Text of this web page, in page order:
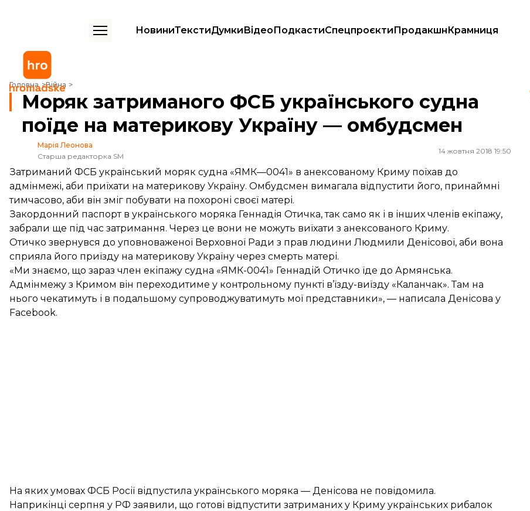
НовиниТекстиДумкиВідеоПодкастиСпецпроєктиПродакшнКрамниця
Головна Війна
Моряк затриманого ФСБ українського судна поїде на материкову Україну — омбудсмен
Моряк затриманого ФСБ українського судна
поїде на материкову Україну — омбудсмен
Марія Леонова
Старша редакторка SM
14 жовтня 2018 19:50
Затриманий ФСБ український моряк судна «ЯМК—0041» в анексованому Криму поїхав до
адмінмежі, аби приїхати на материкову Україну. Омбудсмен вимагала відпустити його, принаймні
тимчасово, аби він зміг побувати на похороні своєї матері.
Закордонний паспорт в українського моряка Геннадія Отичка, так само як і в інших членів екіпажу,
забрали ще під час затримання. Через це вони не можуть виїхати з анексованого Криму.
Отичко звернувся до уповноваженої Верховної Ради з прав людини Людмили Денісової, аби вона
сприяла його приїзду на материкову Україну через смерть матері.
«Ми знаємо, що зараз член екіпажу судна «ЯМК-0041» Геннадій Отичко їде до Армянська.
Адмінмежу з Кримом він переходитиме у контрольному пункті в’їзду-виїзду «Каланчак». Там на
нього чекатимуть і в подальшому супроводжуватимуть мої представники», — написала Денісова у
Facebook.
На яких умовах ФСБ Росії відпустила українського моряка — Денісова не повідомила.
Наприкінці серпня у РФ заявили, що готові відпустити затриманих у Криму українських рибалок